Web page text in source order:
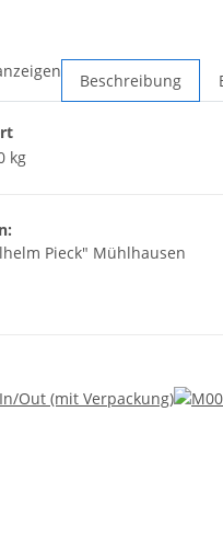
Beschreibung
kg
Pieck" Mühlhausen